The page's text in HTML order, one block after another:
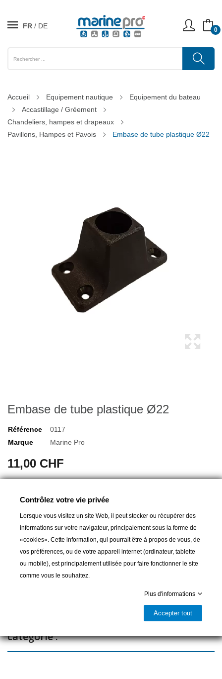
FR DE 0
Accueil Equipement nautique
Equipement du bateau
Accastillage / Gréement
Chandeliers, hampes et drapeaux
Pavillons, Hampes et Pavois
Embase de tube plastique Ø22
Embase de tube plastique Ø22
Référence
0117
Marque
Marine Pro
11,00 CHF
Ajouter au panier
Dernier article en stock
Partager
catégorie :
Contrôlez votre vie privée
Lorsque vous visitez un site Web, il peut stocker ou récupérer des
informations sur votre navigateur, principalement sous la forme de
«cookies». Cette information, qui pourrait être à propos de vous, de
vos préférences, ou de votre appareil internet (ordinateur, tablette
ou mobile), est principalement utilisée pour faire fonctionner le site
comme vous le souhaitez.
Plus d'informations
Accepter tout